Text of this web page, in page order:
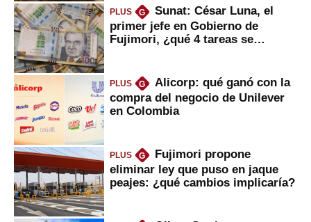
PLUS G
Sunat: César Luna, el
primer jefe en Gobierno de
Fujimori, ¿qué 4 tareas se
PLUS G
Alicorp: qué ganó con la
compra del negocio de Unilever
en Colombia
PLUS G
Fujimori propone
eliminar ley que puso en jaque
peajes: ¿qué cambios implicaría?